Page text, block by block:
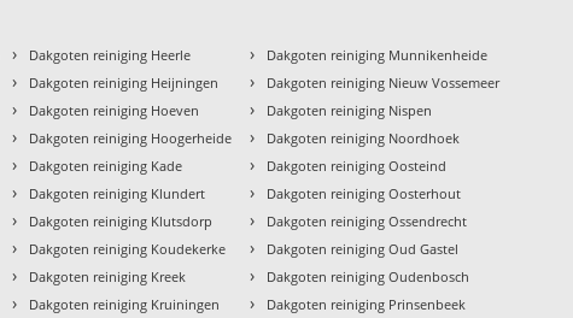
› Dakgoten reiniging Heerle
› Dakgoten reiniging Heijningen
› Dakgoten reiniging Hoeven
› Dakgoten reiniging Hoogerheide
› Dakgoten reiniging Kade
› Dakgoten reiniging Klundert
› Dakgoten reiniging Klutsdorp
› Dakgoten reiniging Koudekerke
› Dakgoten reiniging Kreek
› Dakgoten reiniging Kruiningen
› Dakgoten reiniging Munnikenheide
› Dakgoten reiniging Nieuw Vossemeer
› Dakgoten reiniging Nispen
› Dakgoten reiniging Noordhoek
› Dakgoten reiniging Oosteind
› Dakgoten reiniging Oosterhout
› Dakgoten reiniging Ossendrecht
› Dakgoten reiniging Oud Gastel
› Dakgoten reiniging Oudenbosch
› Dakgoten reiniging Prinsenbeek